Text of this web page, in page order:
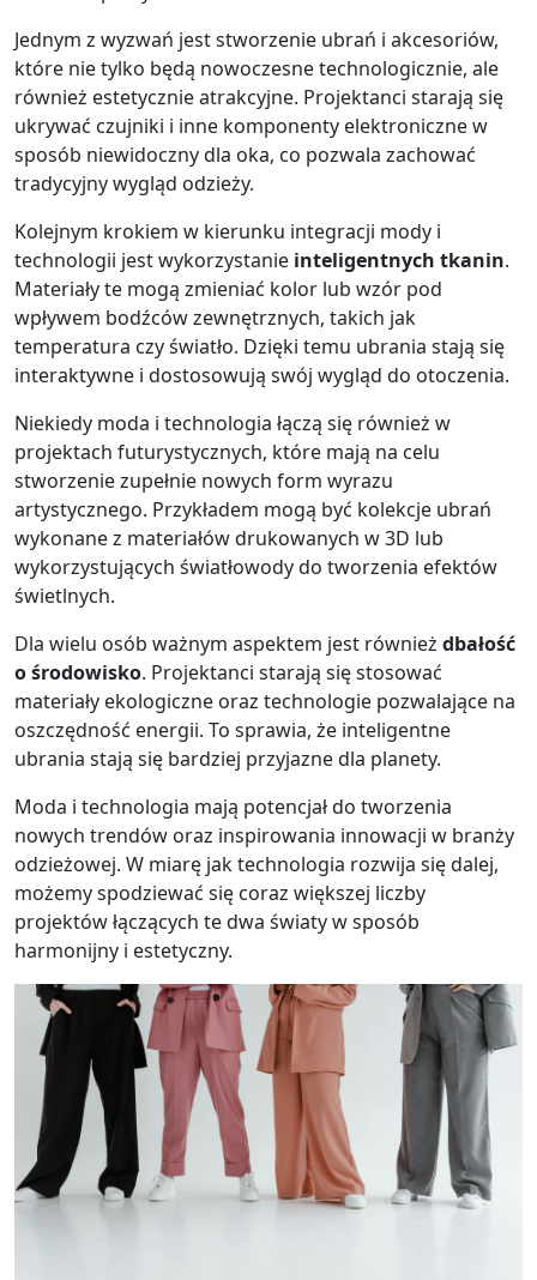
Jednym z wyzwań jest stworzenie ubrań i akcesoriów,
które nie tylko będą nowoczesne technologicznie, ale
również estetycznie atrakcyjne. Projektanci starają się
ukrywać czujniki i inne komponenty elektroniczne w
sposób niewidoczny dla oka, co pozwala zachować
tradycyjny wygląd odzieży.
Kolejnym krokiem w kierunku integracji mody i
technologii jest wykorzystanie inteligentnych tkanin.
Materiały te mogą zmieniać kolor lub wzór pod
wpływem bodźców zewnętrznych, takich jak
temperatura czy światło. Dzięki temu ubrania stają się
interaktywne i dostosowują swój wygląd do otoczenia.
Niekiedy moda i technologia łączą się również w
projektach futurystycznych, które mają na celu
stworzenie zupełnie nowych form wyrazu
artystycznego. Przykładem mogą być kolekcje ubrań
wykonane z materiałów drukowanych w 3D lub
wykorzystujących światłowody do tworzenia efektów
świetlnych.
Dla wielu osób ważnym aspektem jest również dbałość
o środowisko. Projektanci starają się stosować
materiały ekologiczne oraz technologie pozwalające na
oszczędność energii. To sprawia, że inteligentne
ubrania stają się bardziej przyjazne dla planety.
Moda i technologia mają potencjał do tworzenia
nowych trendów oraz inspirowania innowacji w branży
odzieżowej. W miarę jak technologia rozwija się dalej,
możemy spodziewać się coraz większej liczby
projektów łączących te dwa światy w sposób
harmonijny i estetyczny.